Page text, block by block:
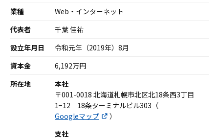
業種
Web・インターネット
代表者
千葉 佳祐
設立年月日
令和元年（2019年）8月
資本金
6,192万円
所在地
本社
〒001-0018 北海道札幌市北区北18条西3丁目
1−12 18条ターミナルビル303（
Googleマップ
）
支社